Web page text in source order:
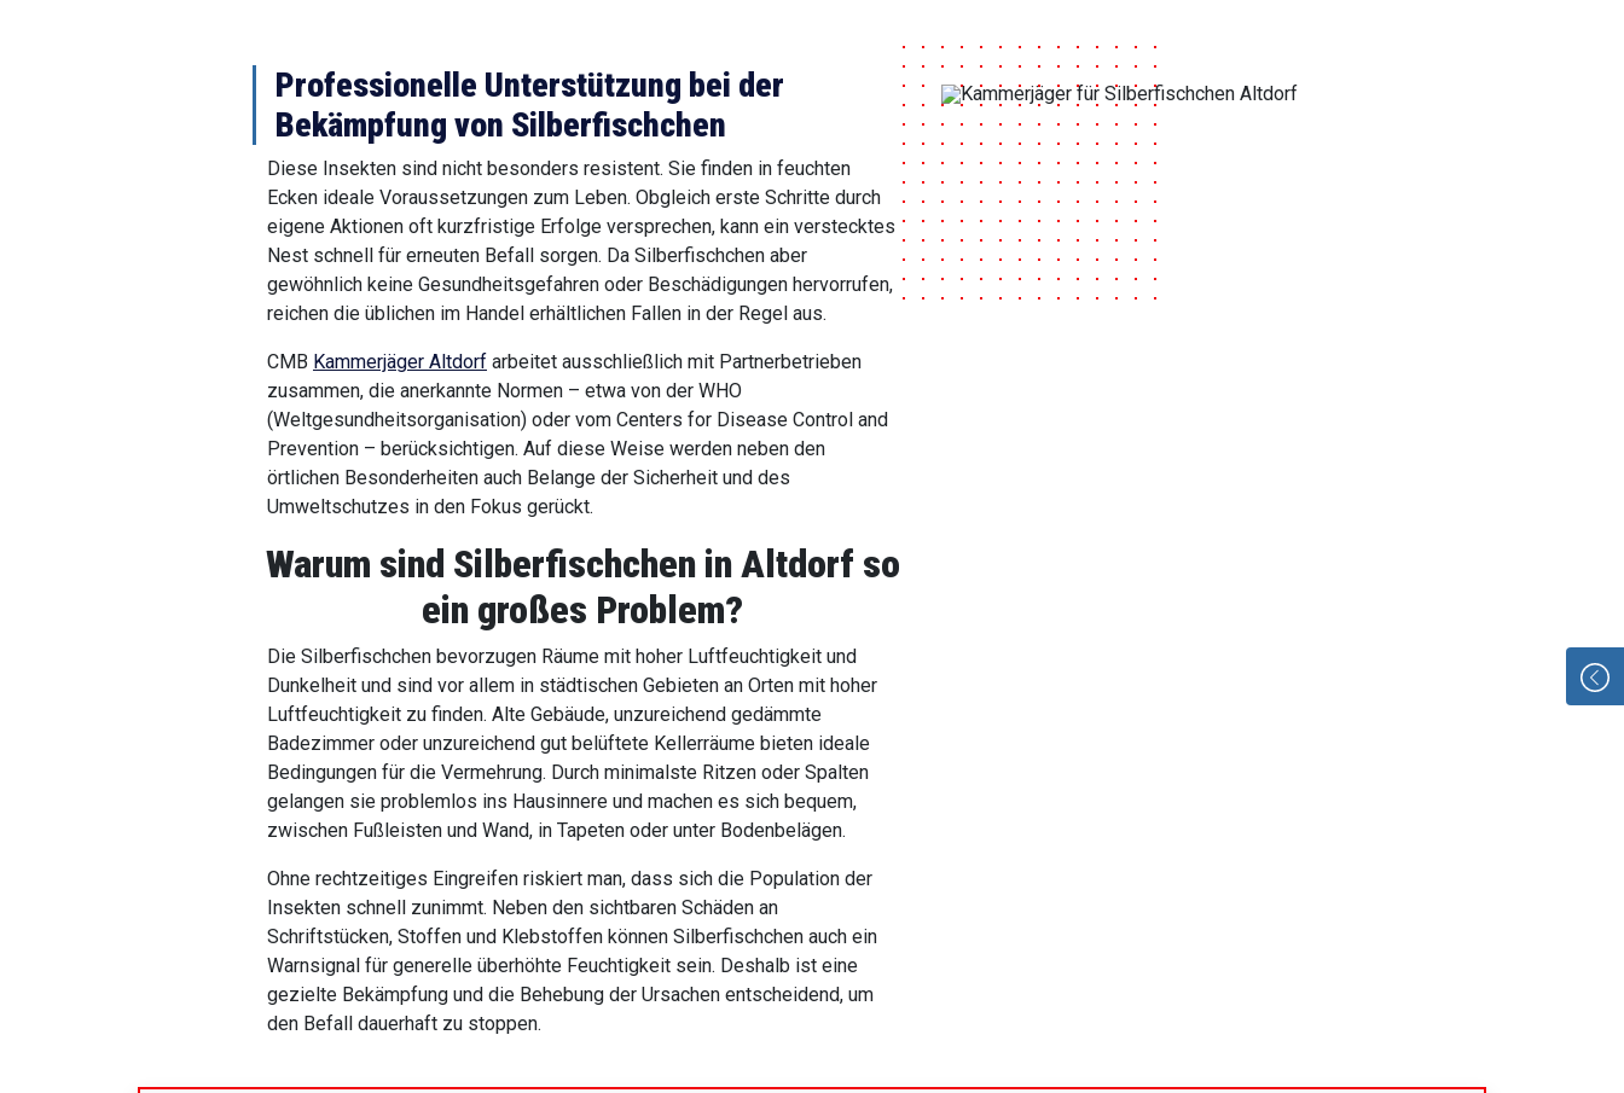
Professionelle Unterstützung bei der
Bekämpfung von Silberfischchen
Diese Insekten sind nicht besonders resistent. Sie finden in feuchten
Ecken ideale Voraussetzungen zum Leben. Obgleich erste Schritte durch
eigene Aktionen oft kurzfristige Erfolge versprechen, kann ein verstecktes
Nest schnell für erneuten Befall sorgen. Da Silberfischchen aber
gewöhnlich keine Gesundheitsgefahren oder Beschädigungen hervorrufen,
reichen die üblichen im Handel erhältlichen Fallen in der Regel aus.
CMB Kammerjäger Altdorf arbeitet ausschließlich mit Partnerbetrieben
zusammen, die anerkannte Normen – etwa von der WHO
(Weltgesundheitsorganisation) oder vom Centers for Disease Control and
Prevention – berücksichtigen. Auf diese Weise werden neben den
örtlichen Besonderheiten auch Belange der Sicherheit und des
Umweltschutzes in den Fokus gerückt.
Warum sind Silberfischchen in Altdorf so
ein großes Problem?
Die Silberfischchen bevorzugen Räume mit hoher Luftfeuchtigkeit und
Dunkelheit und sind vor allem in städtischen Gebieten an Orten mit hoher
Luftfeuchtigkeit zu finden. Alte Gebäude, unzureichend gedämmte
Badezimmer oder unzureichend gut belüftete Kellerräume bieten ideale
Bedingungen für die Vermehrung. Durch minimalste Ritzen oder Spalten
gelangen sie problemlos ins Hausinnere und machen es sich bequem,
zwischen Fußleisten und Wand, in Tapeten oder unter Bodenbelägen.
Ohne rechtzeitiges Eingreifen riskiert man, dass sich die Population der
Insekten schnell zunimmt. Neben den sichtbaren Schäden an
Schriftstücken, Stoffen und Klebstoffen können Silberfischchen auch ein
Warnsignal für generelle überhöhte Feuchtigkeit sein. Deshalb ist eine
gezielte Bekämpfung und die Behebung der Ursachen entscheidend, um
den Befall dauerhaft zu stoppen.